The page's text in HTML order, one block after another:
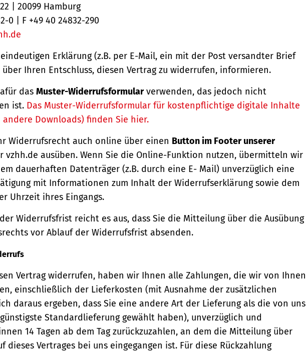
| 20099 Hamburg
0 | F +49 40 24832-290
Erklärung (z.B. per E-Mail, ein mit der Post versandter Brief
über Ihren Entschluss, diesen Vertrag zu widerrufen, informieren.
das Muster-Widerrufsformularverwenden, das jedoch nicht
ist. Das Muster-Widerrufsformular für kostenpflichtige digitale Inhalte
andere Downloads) finden Sie hier.
Widerrufsrecht auch online über einen Button im Footer unserer
vzhh.de ausüben. Wenn Sie die Online-Funktion nutzen, übermitteln wir
dauerhaften Datenträger (z.B. durch eine E- Mail) unverzüglich eine
mit Informationen zum Inhalt der Widerrufserklärung sowie dem
Uhrzeit ihres Eingangs.
Widerrufsfrist reicht es aus, dass Sie die Mitteilung über die Ausübung
vor Ablauf der Widerrufsfrist absenden.
Vertrag widerrufen, haben wir Ihnen alle Zahlungen, die wir von Ihnen
einschließlich der Lieferkosten (mit Ausnahme der zusätzlichen
daraus ergeben, dass Sie eine andere Art der Lieferung als die von uns
Standardlieferung gewählt haben), unverzüglich und
14 Tagen ab dem Tag zurückzuzahlen, an dem die Mitteilung über
dieses Vertrages bei uns eingegangen ist. Für diese Rückzahlung